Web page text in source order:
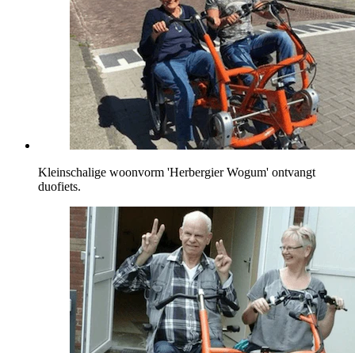
Kleinschalige woonvorm 'Herbergier Wogum' ontvangt
duofiets.